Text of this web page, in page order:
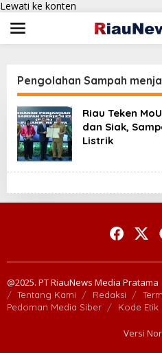
Lewati ke konten
Pengolahan Sampah
Riau Teken
dan Siak,
Listrik
@2025. PT RiauNews Media Pratama
Tentang Kami Redaksi
Pedoman Media Siber
Kode Etik
Versi